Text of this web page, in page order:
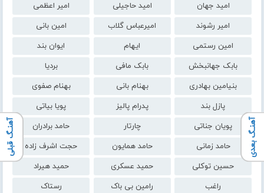
امید جهان
امید حاجیلی
امیر اعظمی
امیر رشوند
امیرعباس گلاب
امین بانی
امین رستمی
ایهام
ایوان بند
بابک جهانبخش
بابک مافی
بردیا
بنیامین بهادری
بهنام بانی
بهنام صفوی
پازل بند
پدرام پالیز
پویا بیاتی
پویان جناتی
چارتار
حامد برادران
حامد زمانی
حامد همایون
حجت اشرف زاده
حسین توکلی
حمید عسکری
حمید هیراد
راغب
رامین بی باک
رستاک
آهنـگ بعدی آهنـگ قبلی